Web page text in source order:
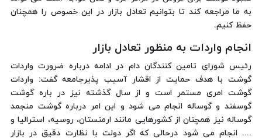
به ما مراجعه کند تا بتوانیم تعادل بازار در این خصوص را همچنان
حفظ کنیم.
انجام واردات به منظور تعادل بازار
رئیس شورای تامین کنندگان دام در ادامه درباره ضرورت واردات
گوشت با هدف حمایت از اقشار آسیب پذیرجامعه گفت: واردات
گوشت امری مستمر است و از سال گذشته نیز در باره گوشت
گوسفند و گوساله انجام می شود و این امر درباره گوشت منجمد
گوساله نیز همچنان از کشورهایی مانند ارمنستان، روسیه، استرالیا و
.... انجام می شود درحالی که اگر دولت با نظارت دقیق در بازار